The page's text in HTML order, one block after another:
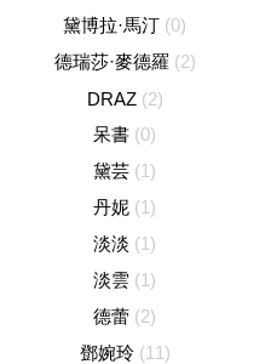
黛博拉·馬汀 (0)
德瑞莎·麥德羅 (2)
DRAZ (2)
呆書 (0)
黛芸 (1)
丹妮 (1)
淡淡 (1)
淡雲 (1)
德蕾 (2)
鄧婉玲 (11)